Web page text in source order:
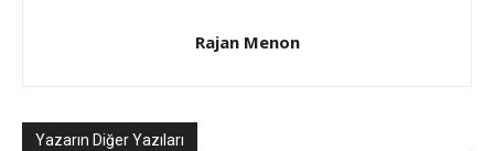
Rajan Menon
Yazarın Diğer Yazıları